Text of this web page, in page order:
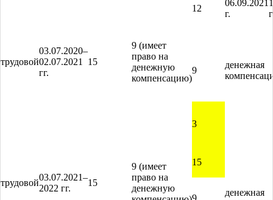
трудовой
03.07.2020–
02.07.2021
гг.
15
9 (имеет
право на
денежную
компенсацию)
12
06.09.2021
г.
9
денежная
3
трудовой
03.07.2021–
2022 гг.
15
9 (имеет
право на
денежную
15
9
денежная